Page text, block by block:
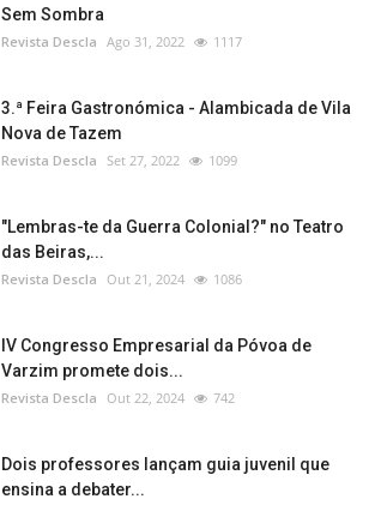
Sem Sombra
Revista Descla Ago 31, 2022 1117
3.ª Feira Gastronómica - Alambicada de Vila
Nova de Tazem
Revista Descla Set 27, 2022 1099
"Lembras-te da Guerra Colonial?" no Teatro
das Beiras,...
Revista Descla Out 21, 2024 1086
IV Congresso Empresarial da Póvoa de
Varzim promete dois...
Revista Descla Out 22, 2024 742
Dois professores lançam guia juvenil que
ensina a debater...